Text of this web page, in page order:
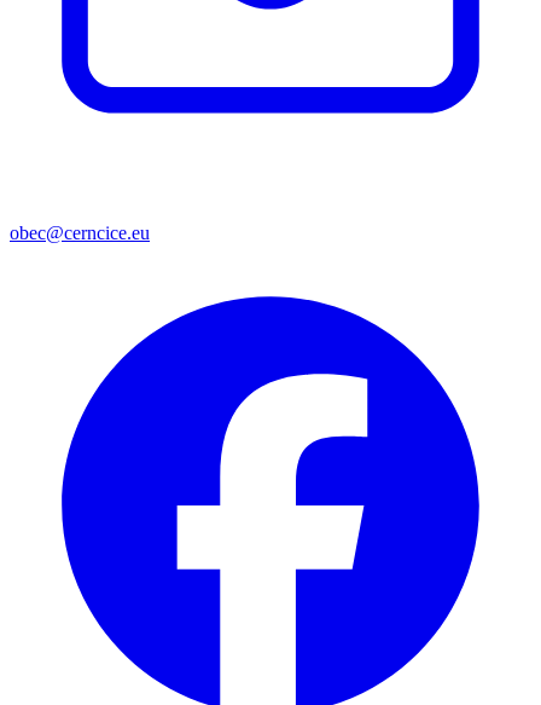
obec@cerncice.eu